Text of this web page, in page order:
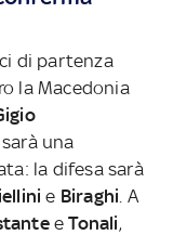
di partenza
la Macedonia
una
la difesa sarà
e Biraghi . A
eTonali,